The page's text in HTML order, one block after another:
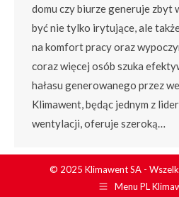
domu czy biurze generuje zbyt
być nie tylko irytujące, ale
na komfort pracy oraz
coraz więcej osób szuka
hałasu generowanego przez
Klimawent, będąc jednym z
wentylacji, oferuje szeroką…
© 2025 Klimawent SA -
Menu PL